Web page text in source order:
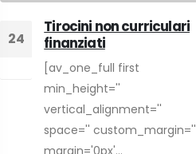
24
Tirocini non curriculari
finanziati
[av_one_full first
min_height=''
vertical_alignment=''
space='' custom_margin=''